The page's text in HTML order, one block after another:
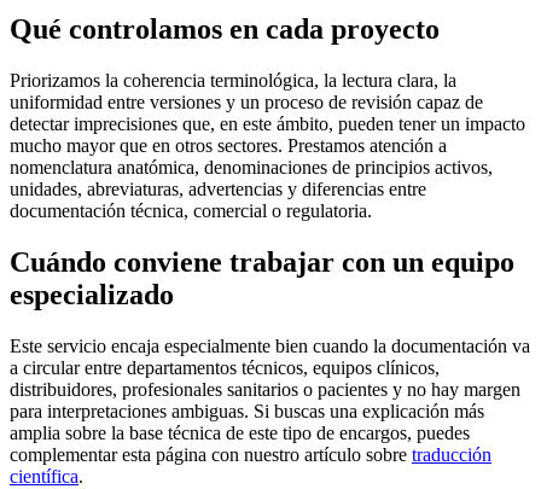
Qué controlamos en cada proyecto
Priorizamos la coherencia terminológica, la lectura clara, la
uniformidad entre versiones y un proceso de revisión capaz de
detectar imprecisiones que, en este ámbito, pueden tener un impacto
mucho mayor que en otros sectores. Prestamos atención a
nomenclatura anatómica, denominaciones de principios activos,
unidades, abreviaturas, advertencias y diferencias entre
documentación técnica, comercial o regulatoria.
Cuándo conviene trabajar con un equipo
especializado
Este servicio encaja especialmente bien cuando la documentación va
a circular entre departamentos técnicos, equipos clínicos,
distribuidores, profesionales sanitarios o pacientes y no hay margen
para interpretaciones ambiguas. Si buscas una explicación más
amplia sobre la base técnica de este tipo de encargos, puedes
complementar esta página con nuestro artículo sobre traducción
científica.